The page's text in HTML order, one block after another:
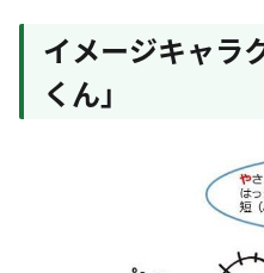
イメージキャラ
くん」